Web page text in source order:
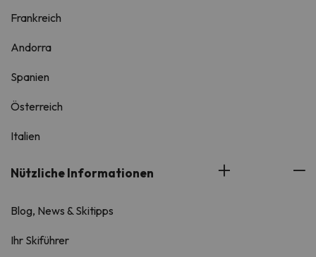
Frankreich
Andorra
Spanien
Österreich
Italien
Nützliche Informationen
Blog, News & Skitipps
Ihr Skiführer